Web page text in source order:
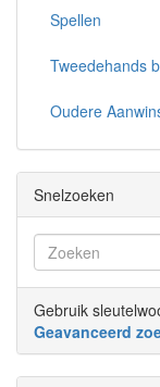
Spellen
Tweedehands
Oudere
Snelzoeken
Gebruik
Geavanceerd